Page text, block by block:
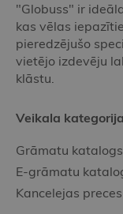
"Globuss" ir
kas vēlas
pieredzējušo
vietējo izdevēju
klāstu.
Veikala
Grāmatu katalogs
E-grāmatu
Kancelejas preces